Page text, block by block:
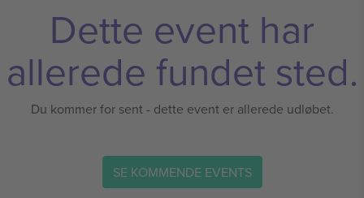
Dette event har
allerede fundet sted.
Du kommer for sent - dette event er allerede udløbet.
SE KOMMENDE EVENTS